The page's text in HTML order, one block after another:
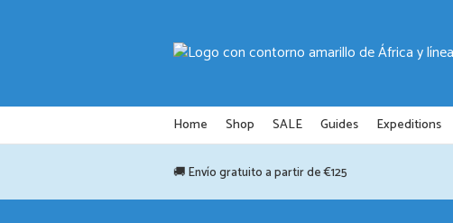
Home Shop SALE Guides Expeditions
🚚 Envío gratuito a partir de €125